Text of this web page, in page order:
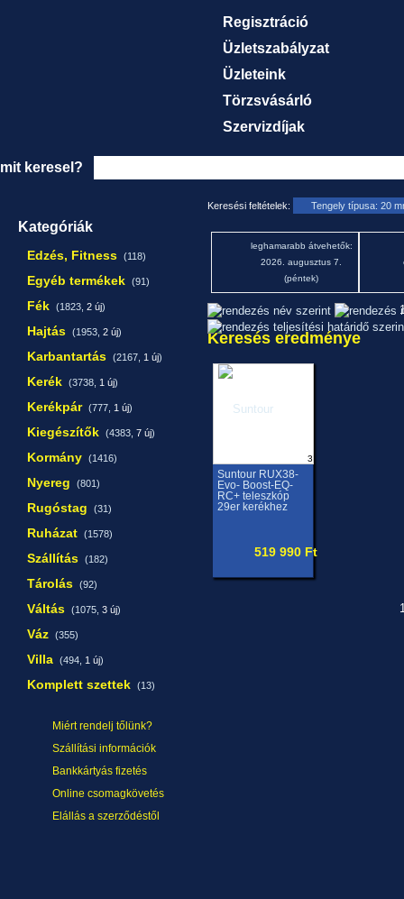
Regisztráció
Üzletszabályzat
Üzleteink
Törzsvásárló
Szervizdíjak
mit keresel?
Kategóriák
Edzés, Fitness (118)
Egyéb termékek (91)
Fék (1823, 2 új)
Hajtás (1953, 2 új)
Karbantartás (2167, 1 új)
Kerék (3738, 1 új)
Kerékpár (777, 1 új)
Kiegészítők (4383, 7 új)
Kormány (1416)
Nyereg (801)
Rugóstag (31)
Ruházat (1578)
Szállítás (182)
Tárolás (92)
Váltás (1075, 3 új)
Váz (355)
Villa (494, 1 új)
Komplett szettek (13)
Miért rendelj tőlünk?
Szállítási információk
Bankkártyás fizetés
Online csomagkövetés
Elállás a szerződéstől
Keresési feltételek: Tengely típusa: 20
leghamarabb átvehetők:
2026. augusztus 7.
(péntek)
Keresés eredménye
3
Suntour RUX38-
Evo- Boost-EQ-
RC+ teleszkóp
29er kerékhez
519 990 Ft